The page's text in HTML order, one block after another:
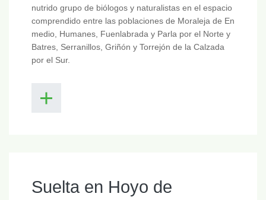
nutrido grupo de biólogos y naturalistas en el espacio
comprendido entre las poblaciones de Moraleja de En
medio, Humanes, Fuenlabrada y Parla por el Norte y
Batres, Serranillos, Griñón y Torrejón de la Calzada
por el Sur.
Suelta en Hoyo de